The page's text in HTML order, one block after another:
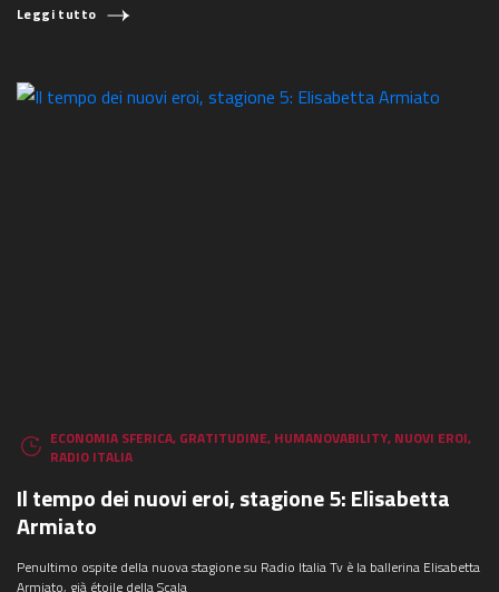
Leggi tutto
ECONOMIA SFERICA, GRATITUDINE, HUMANOVABILITY, NUOVI EROI,
RADIO ITALIA
Il tempo dei nuovi eroi, stagione 5: Elisabetta
Armiato
Penultimo ospite della nuova stagione su Radio Italia Tv è la ballerina Elisabetta
Armiato, già étoile della Scala